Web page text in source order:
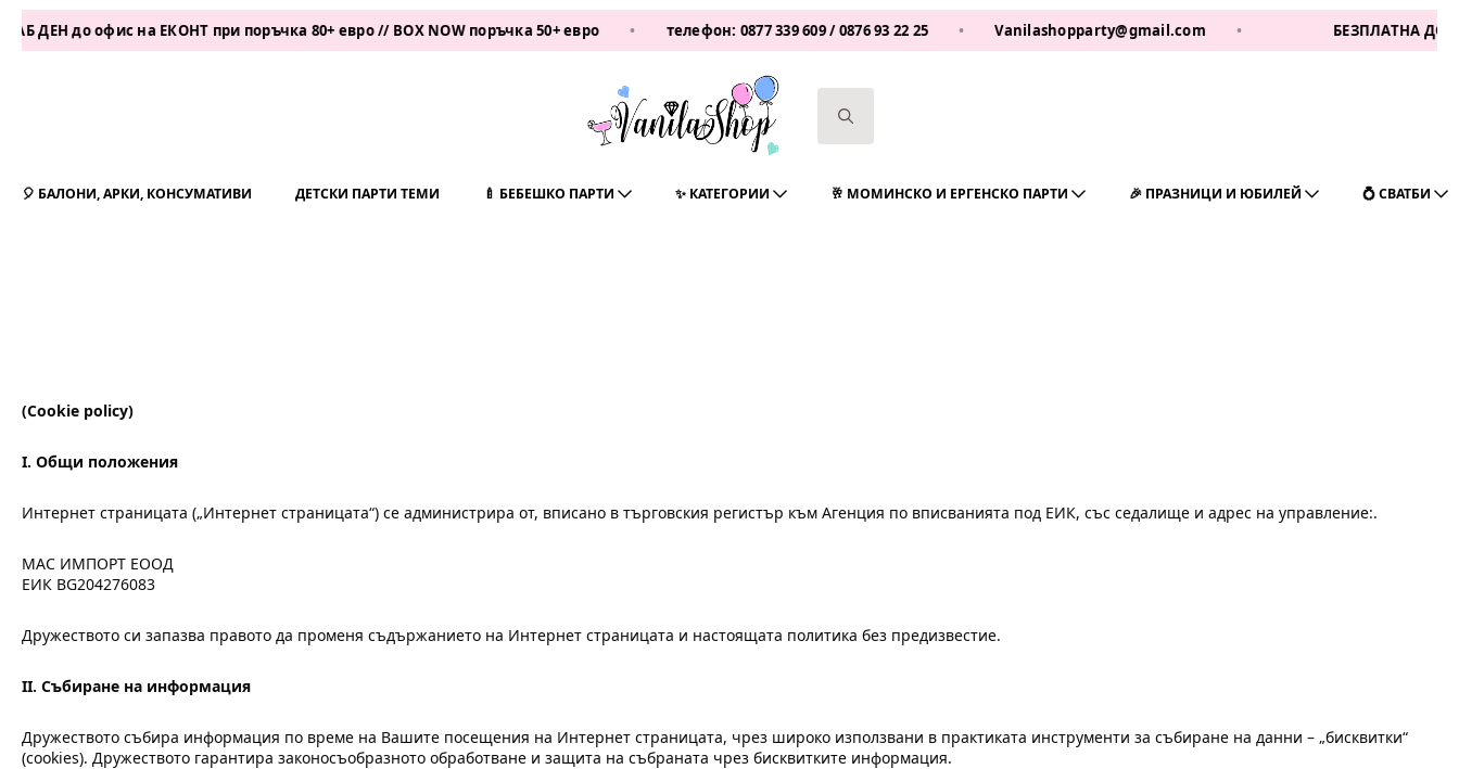
до офис на ЕКОНТ при поръчка 80+ евро // BOX NOW поръчка 50+ евро телефон:0877 339 609/0876 93 22 25 Vanilashopparty@gmail.com БЕЗПЛАТНА
🎈 БАЛОНИ, АРКИ, КОНСУМАТИВИ ДЕТСКИ ПАРТИ ТЕМИ 🍼 БЕБЕШКО ПАРТИ ✨ КАТЕГОРИИ 🥂 МОМИНСКО И ЕРГЕНСКО ПАРТИ 🎉 ПРАЗНИЦИ И ЮБИЛЕЙ 💍 СВАТБИ
(Cookie policy)
I. Общи положения
Интернет страницата („Интернет страницата“) се администрира от, вписано в търговския регистър към Агенция по вписванията под ЕИК, със седалище и адрес на управление:.
МАС ИМПОРТ ЕООД
ЕИК BG204276083
Дружеството си запазва правото да променя съдържанието на Интернет страницата и настоящата политика без предизвестие.
II. Събиране на информация
Дружеството събира информация по време на Вашите посещения на Интернет страницата, чрез широко използвани в практиката инструменти за събиране на данни – „бисквитки“
(cookies). Дружеството гарантира законосъобразното обработване и защита на събраната чрез бисквитките информация.